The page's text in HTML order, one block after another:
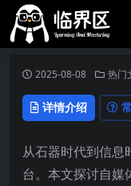
2025-08-08 热门
详情介绍
从石器时代到信息
台。本文探讨自媒